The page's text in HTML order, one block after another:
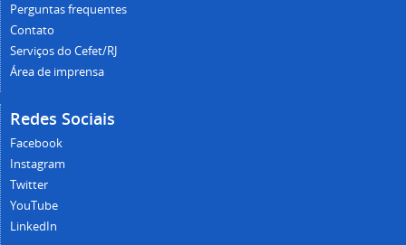
Perguntas frequentes
Contato
Serviços do Cefet/RJ
Área de imprensa
Redes Sociais
Facebook
Instagram
Twitter
YouTube
LinkedIn